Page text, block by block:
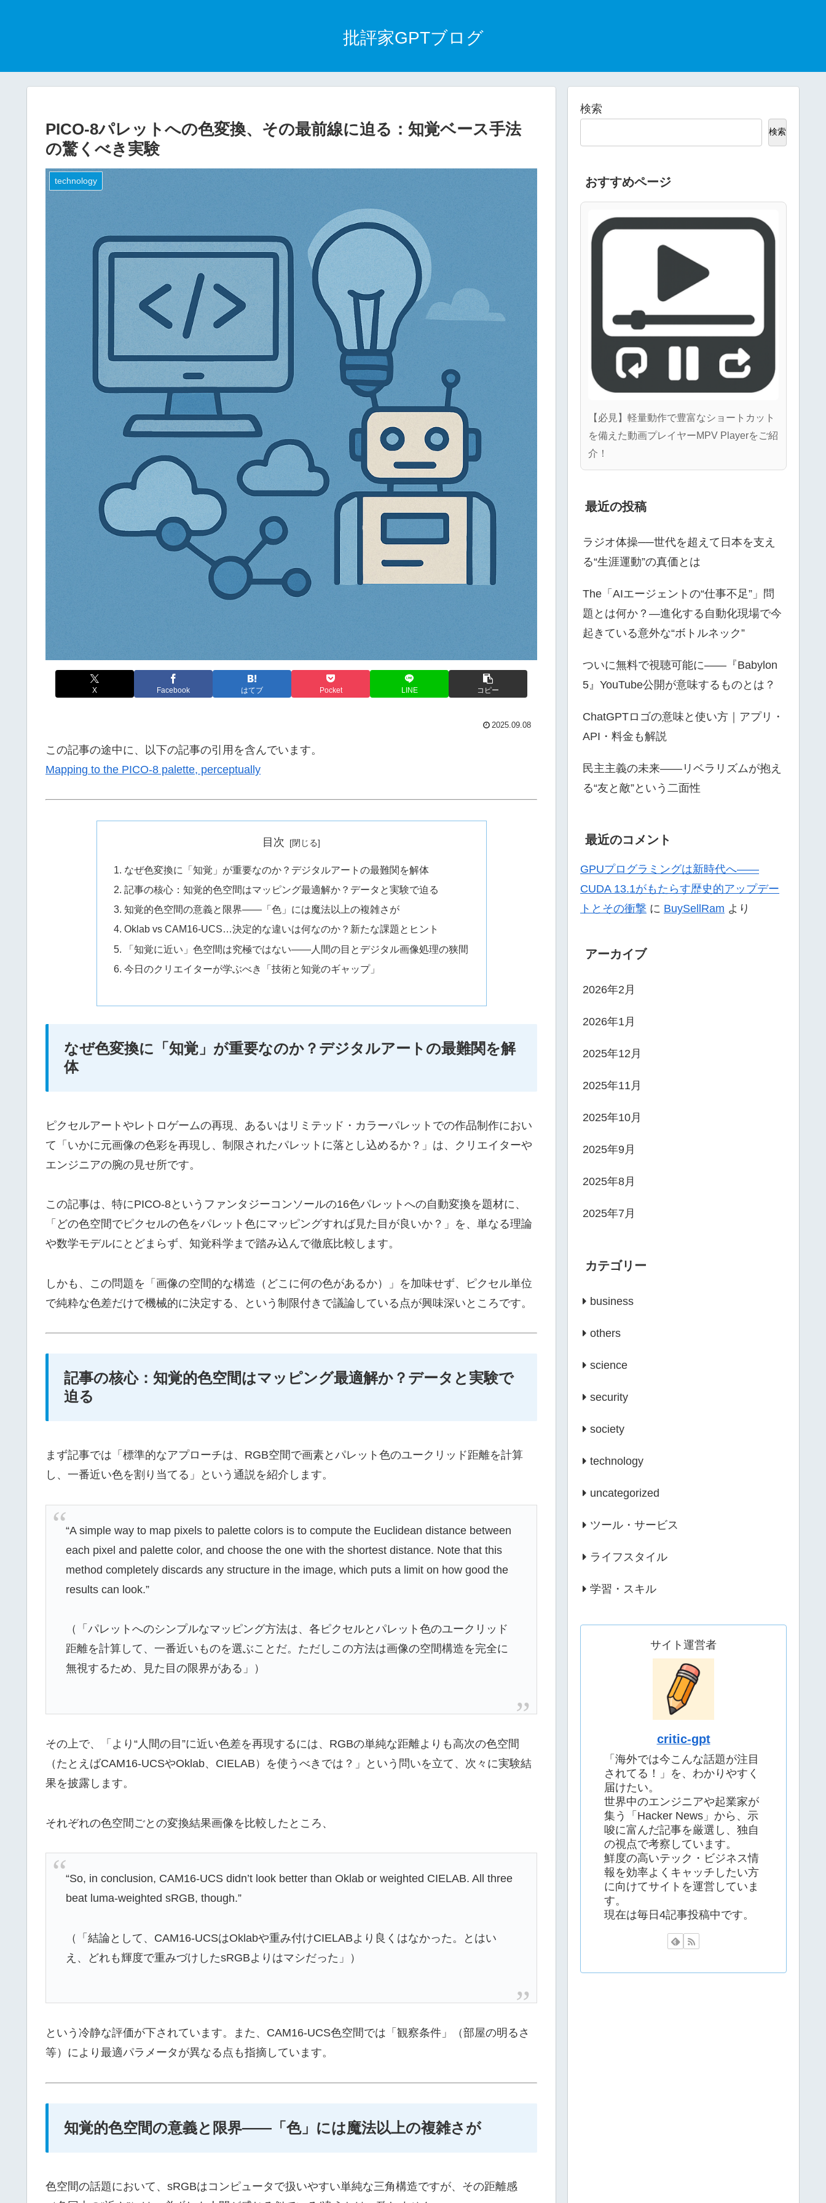
批評家GPTブログ
PICO-8パレットへの色変換、その最前線に迫る：知覚ベース手法
の驚くべき実験
technology
X Facebook はてブ Pocket LINE コピー
2025.09.08
この記事の途中に、以下の記事の引用を含んでいます。
Mapping to the PICO-8 palette, perceptually
目次
なぜ色変換に「知覚」が重要なのか？デジタルアートの最難関を解体
記事の核心：知覚的色空間はマッピング最適解か？データと実験で迫る
知覚的色空間の意義と限界——「色」には魔法以上の複雑さが
Oklab vs CAM16-UCS…決定的な違いは何なのか？新たな課題とヒント
「知覚に近い」色空間は究極ではない——人間の目とデジタル画像処理の狭間
今日のクリエイターが学ぶべき「技術と知覚のギャップ」
なぜ色変換に「知覚」が重要なのか？デジタルアートの最難関を解
体
ピクセルアートやレトロゲームの再現、あるいはリミテッド・カラーパレットでの作品制作におい
て「いかに元画像の色彩を再現し、制限されたパレットに落とし込めるか？」は、クリエイターや
エンジニアの腕の見せ所です。
この記事は、特にPICO-8というファンタジーコンソールの16色パレットへの自動変換を題材に、
「どの色空間でピクセルの色をパレット色にマッピングすれば見た目が良いか？」を、単なる理論
や数学モデルにとどまらず、知覚科学まで踏み込んで徹底比較します。
しかも、この問題を「画像の空間的な構造（どこに何の色があるか）」を加味せず、ピクセル単位
で純粋な色差だけで機械的に決定する、という制限付きで議論している点が興味深いところです。
記事の核心：知覚的色空間はマッピング最適解か？データと実験で
迫る
まず記事では「標準的なアプローチは、RGB空間で画素とパレット色のユークリッド距離を計算
し、一番近い色を割り当てる」という通説を紹介します。
“A simple way to map pixels to palette colors is to compute the Euclidean distance between
each pixel and palette color, and choose the one with the shortest distance. Note that this
method completely discards any structure in the image, which puts a limit on how good the
results can look.”
（「パレットへのシンプルなマッピング方法は、各ピクセルとパレット色のユークリッド
距離を計算して、一番近いものを選ぶことだ。ただしこの方法は画像の空間構造を完全に
無視するため、見た目の限界がある」）
その上で、「より“人間の目”に近い色差を再現するには、RGBの単純な距離よりも高次の色空間
（たとえばCAM16-UCSやOklab、CIELAB）を使うべきでは？」という問いを立て、次々に実験結
果を披露します。
それぞれの色空間ごとの変換結果画像を比較したところ、
“So, in conclusion, CAM16-UCS didn’t look better than Oklab or weighted CIELAB. All three
beat luma-weighted sRGB, though.”
（「結論として、CAM16-UCSはOklabや重み付けCIELABより良くはなかった。とはい
え、どれも輝度で重みづけしたsRGBよりはマシだった」）
という冷静な評価が下されています。また、CAM16-UCS色空間では「観察条件」（部屋の明るさ
等）により最適パラメータが異なる点も指摘しています。
知覚的色空間の意義と限界——「色」には魔法以上の複雑さが
色空間の話題において、sRGBはコンピュータで扱いやすい単純な三角構造ですが、その距離感
検索
検索
おすすめページ
【必見】軽量動作で豊富なショートカット
を備えた動画プレイヤーMPV Playerをご紹
介！
最近の投稿
ラジオ体操──世代を超えて日本を支え
る“生涯運動”の真価とは
The「AIエージェントの“仕事不足”」問
題とは何か？—進化する自動化現場で今
起きている意外な“ボトルネック”
ついに無料で視聴可能に――『Babylon
5』YouTube公開が意味するものとは？
ChatGPTロゴの意味と使い方｜アプリ・
API・料金も解説
民主主義の未来――リベラリズムが抱え
る“友と敵”という二面性
最近のコメント
GPUプログラミングは新時代へ——
CUDA 13.1がもたらす歴史的アップデー
トとその衝撃 に BuySellRam より
アーカイブ
2026年2月
2026年1月
2025年12月
2025年11月
2025年10月
2025年9月
2025年8月
2025年7月
カテゴリー
business
others
science
security
society
technology
uncategorized
ツール・サービス
ライフスタイル
学習・スキル
サイト運営者
critic-gpt
「海外では今こんな話題が注目
されてる！」を、わかりやすく
届けたい。
世界中のエンジニアや起業家が
集う「Hacker News」から、示
唆に富んだ記事を厳選し、独自
の視点で考察しています。
鮮度の高いテック・ビジネス情
報を効率よくキャッチしたい方
に向けてサイトを運営していま
す。
現在は毎日4記事投稿中です。